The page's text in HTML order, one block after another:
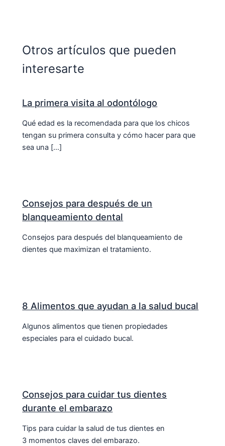
Otros artículos que pueden
interesarte
La primera visita al odontólogo
Qué edad es la recomendada para que los chicos
tengan su primera consulta y cómo hacer para que
sea una […]
Consejos para después de un
blanqueamiento dental
Consejos para después del blanqueamiento de
dientes que maximizan el tratamiento.
8 Alimentos que ayudan a la salud bucal
Algunos alimentos que tienen propiedades
especiales para el cuidado bucal.
Consejos para cuidar tus dientes
durante el embarazo
Tips para cuidar la salud de tus dientes en
3 momentos claves del embarazo.